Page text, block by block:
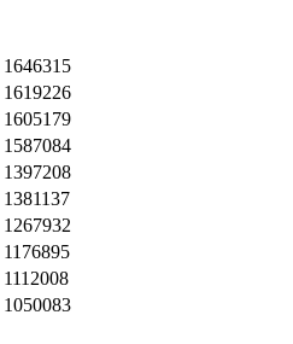
1646315
1619226
1605179
1587084
1397208
1381137
1267932
1176895
1112008
1050083